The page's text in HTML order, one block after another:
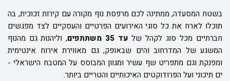
בשטח המסעדה, ממתינה לכם מרפסת נוף מקורה עם קירות זכוכית, בה
תוכלו לארח את כל סוגי האירועים הפרטיים והעסקיים לצד מפגשים
חברתיים מכל סוג לקהל של עד 35 משתתפים
, וליהנות גם מהנוף
המשגע של המדרחוב והים שבאופק, גם מאווירת אירוח אינטימית
ומפנקת וגם מתפריט שף עשיר ומגוון המבוסס על המטבח הישראלי -
ים תיכוני ועל הפרודוקטים האיכותיים והטריים ביותר.